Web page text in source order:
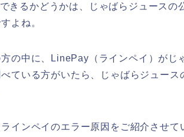
きるかどうかは、じゃばらジュースの
よね。
の中に、LinePay（ラインペイ）がじ
ている方がいたら、じゃばらジュース
インペイのエラー原因をご紹介させて